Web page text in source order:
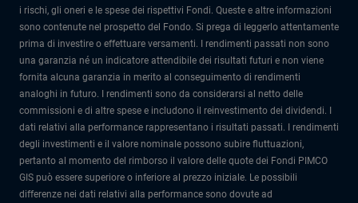
i rischi, gli oneri e le spese dei rispettivi Fondi. Queste e altre informazioni
sono contenute nel prospetto del Fondo. Si prega di leggerlo attentamente
prima di investire o effettuare versamenti. I rendimenti passati non sono
una garanzia né un indicatore attendibile dei risultati futuri e non viene
fornita alcuna garanzia in merito al conseguimento di rendimenti
analoghi in futuro. I rendimenti sono da considerarsi al netto delle
commissioni e di altre spese e includono il reinvestimento dei dividendi. I
dati relativi alla performance rappresentano i risultati passati. I rendimenti
degli investimenti e il valore nominale possono subire fluttuazioni,
pertanto al momento del rimborso il valore delle quote dei Fondi PIMCO
GIS può essere superiore o inferiore al prezzo iniziale. Le possibili
differenze nei dati relativi alla performance sono dovute ad